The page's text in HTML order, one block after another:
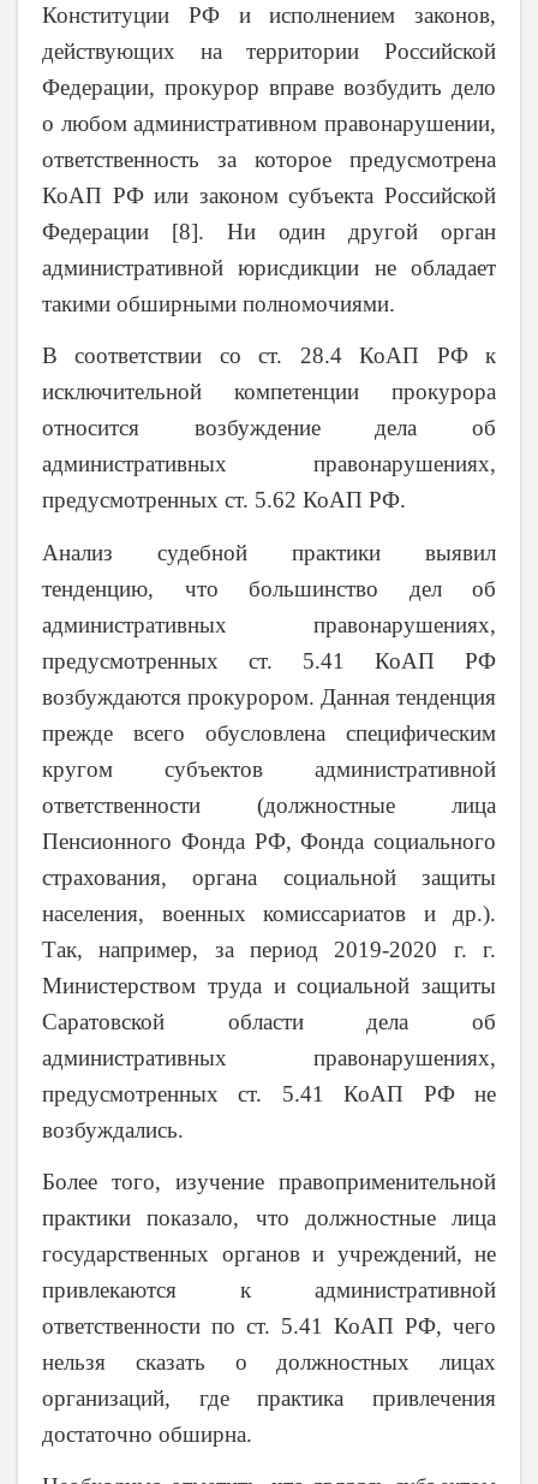
Конституции РФ и исполнением законов,
действующих на территории Российской
Федерации, прокурор вправе возбудить дело
о любом административном правонарушении,
ответственность за которое предусмотрена
КоАП РФ или законом субъекта Российской
Федерации [8]. Ни один другой орган
административной юрисдикции не обладает
такими обширными полномочиями.
В соответствии со ст. 28.4 КоАП РФ к
исключительной компетенции прокурора
относится возбуждение дела об
административных правонарушениях,
предусмотренных ст. 5.62 КоАП РФ.
Анализ судебной практики выявил
тенденцию, что большинство дел об
административных правонарушениях,
предусмотренных ст. 5.41 КоАП РФ
возбуждаются прокурором. Данная тенденция
прежде всего обусловлена специфическим
кругом субъектов административной
ответственности (должностные лица
Пенсионного Фонда РФ, Фонда социального
страхования, органа социальной защиты
населения, военных комиссариатов и др.).
Так, например, за период 2019-2020 г. г.
Министерством труда и социальной защиты
Саратовской области дела об
административных правонарушениях,
предусмотренных ст. 5.41 КоАП РФ не
возбуждались.
Более того, изучение правоприменительной
практики показало, что должностные лица
государственных органов и учреждений, не
привлекаются к административной
ответственности по ст. 5.41 КоАП РФ, чего
нельзя сказать о должностных лицах
организаций, где практика привлечения
достаточно обширна.